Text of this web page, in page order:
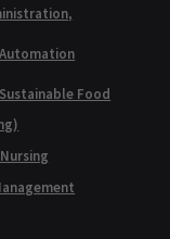
Food